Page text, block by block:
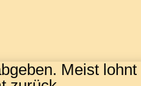
Meist lohnt